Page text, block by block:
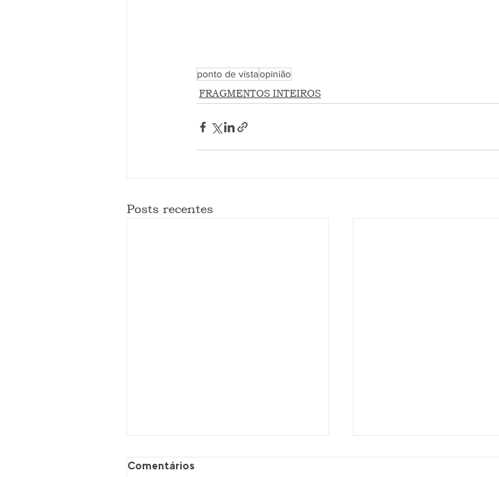
ponto de vistaopinião
FRAGMENTOS INTEIROS
Posts recentes
Comentários